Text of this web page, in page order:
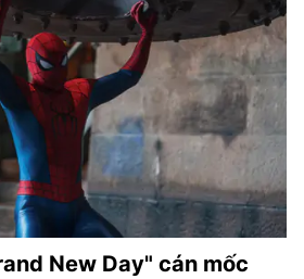
New Day" cán mốc